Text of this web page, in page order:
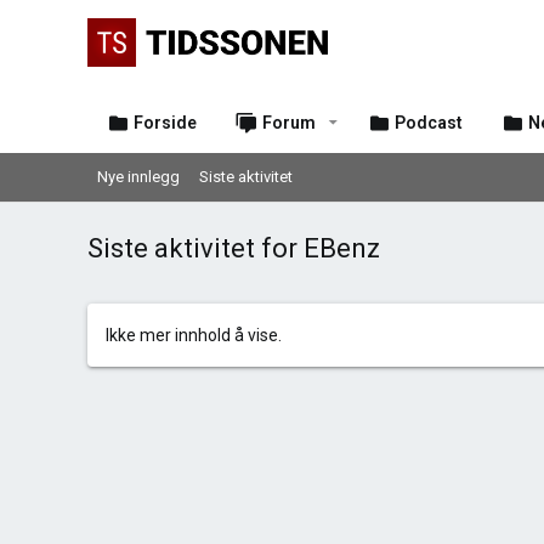
Forside Forum Podcast
Nye innlegg Siste aktivitet
Siste aktivitet for EBenz
Ikke mer innhold å vise.